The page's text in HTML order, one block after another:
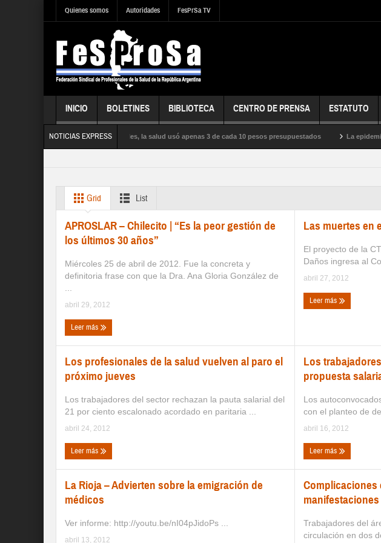
Quienes somos Autoridades FesPrSa TV
INICIO BOLETINES BIBLIOTECA CENTRO DE PRENSA ESTATUTO
NOTICIAS EXPRESS
la influenza satura los hospitales, la salud usó apenas 3 de cada 10 pesos presupuestados La epidemia
Grid List
APROSLAR – Chilecito | “Es la peor gestión de
los últimos 30 años”
Miércoles 25 de abril de 2012. Fue la concreta y
definitoria frase con que la Dra. Ana Gloria González de
abril 29, 2012
Leer más
Las muertes en
El proyecto de la
Daños ingresa al
abril 27, 2012
Leer más
Los profesionales de la salud vuelven al paro el
próximo jueves
Los trabajadores del sector rechazan la pauta salarial del
21 por ciento escalonado acordado en paritaria ...
abril 24, 2012
Leer más
Los
propuesta
Los
con el planteo de
abril 16, 2012
Leer más
La Rioja – Advierten sobre la emigración de
médicos
Ver informe: http://youtu.be/nI04pJidoPs ...
abril 13, 2012
Trabajadores del
circulación en dos